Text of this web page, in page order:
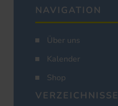
NAVIGATION
Über uns
Kalender
Shop
VERZEICHNISSE